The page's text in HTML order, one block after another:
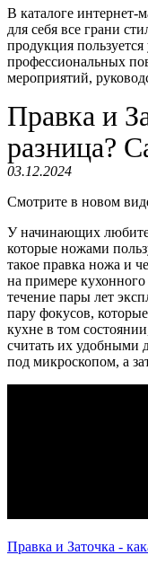
В каталоге интернет-
для себя все грани
продукция
профессиональных
мероприятий,
Правка и
разница?
03.12.2024
Смотрите в новом
У начинающих
которые ножами
такое правка ножа и
на примере
течение пары лет
пару фокусов,
кухне в том
считать их удобными
под микроскопом, а
Правка и Заточка -